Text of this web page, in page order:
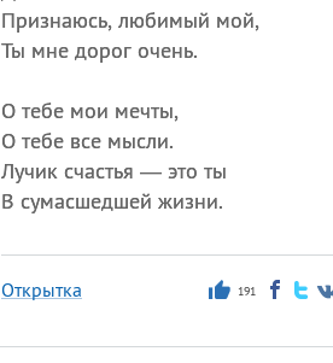
Признаюсь, любимый мой,
Ты мне дорог очень.
О тебе мои мечты,
О тебе все мысли.
Лучик счастья — это ты
В сумасшедшей жизни.
Открытка 191